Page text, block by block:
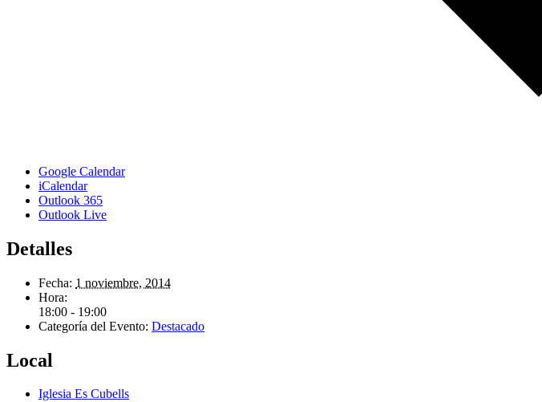
Google Calendar
iCalendar
Outlook 365
Outlook Live
Detalles
Fecha: 1 noviembre, 2014
Hora:
18:00 - 19:00
Categoría del Evento: Destacado
Local
Iglesia Es Cubells